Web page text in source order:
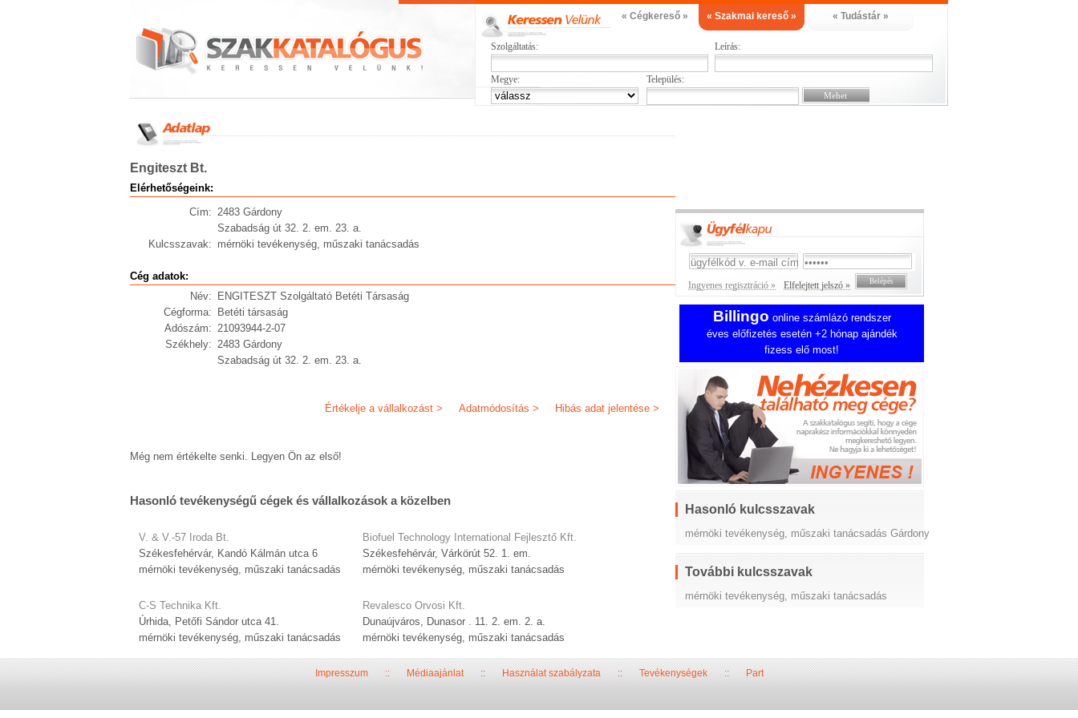
« Cégkereső » « Szakmai kereső » « Tudástár »
Szolgáltatás: Leírás:
Megye: Település:
Engiteszt Bt.
Elérhetőségeink:
Cím: 2483 Gárdony
Szabadság út 32. 2. em. 23. a.
Kulcsszavak: mérnöki tevékenység, műszaki tanácsadás
Cég adatok:
Név:
ENGITESZT Szolgáltató Betéti Társaság
Cégforma:
Betéti társaság
Adószám: 21093944-2-07
Székhely: 2483 Gárdony
Szabadság út 32. 2. em. 23. a.
Hibás adat jelentése >
Adatmódosítás >
Értékelje a vállalkozást >
Még nem értékelte senki. Legyen Ön az első!
Hasonló tevékenységű cégek és vállalkozások a közelben
V. & V.-57 Iroda Bt.
Székesfehérvár, Kandó Kálmán utca 6
mérnöki tevékenység, műszaki tanácsadás
C-S Technika Kft.
Úrhida, Petőfi Sándor utca 41.
mérnöki tevékenység, műszaki tanácsadás
Biofuel Technology International Fejlesztő Kft.
Székesfehérvár, Várkörút 52. 1. em.
mérnöki tevékenység, műszaki tanácsadás
Revalesco Orvosi Kft.
Dunaújváros, Dunasor . 11. 2. em. 2. a.
mérnöki tevékenység, műszaki tanácsadás
Ingyenes regisztráció » Elfelejtett jelszó »
Billingo online számlázó rendszer
éves előfizetés esetén +2 hónap ajándék
fizess elő most!
Hasonló kulcsszavak
mérnöki tevékenység, műszaki tanácsadás Gárdony
További kulcsszavak
mérnöki tevékenység, műszaki tanácsadás
Impresszum::Médiaajánlat::Használat szabályzata::Tevékenységek::Part